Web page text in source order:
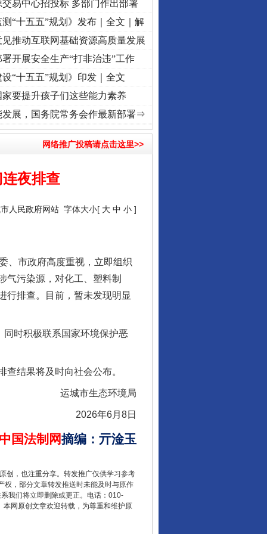
复兴征程丨“转折之城”激荡..·[视频]牢记初心使命 奋进复兴征程丨红船起航处 潮起
易中心招投标 多部门作出部署
“十五五”规划》发布｜全文｜解
推动互联网基础资源高质量发展
开展安全生产“打非治违”工作
“十五五”规划》印发｜全文
要提升孩子们这些能力素养
发展，国务院常务会作最新部署⇒
网络推广投稿请点击这里>>
夜排查
人民政府网站 字体大小[ 大 中 小 ]
市政府高度重视，立即组织
气污染源，对化工、塑料制
行排查。目前，暂未发现明显
时积极联系国家环境保护恶
结果将及时向社会公布。
运城市生态环境局
2026年6月8日
国法制网摘编 ： 亓淦玉
创，也注重分享。转发推广仅供学习参考
权，部分文章转发推送时未能及时与原作
我们将立即删除或更正。电话：010-
网原创文章欢迎转载，为尊重和维护原